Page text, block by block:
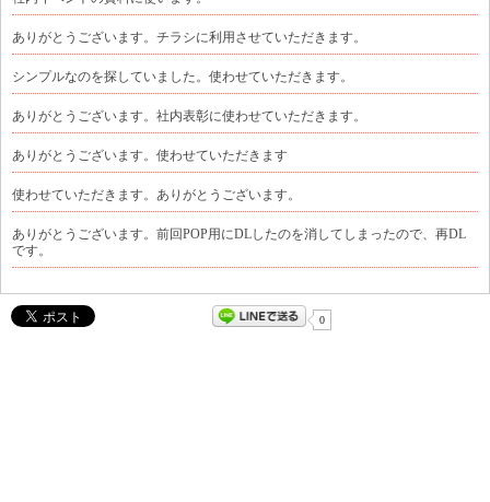
ありがとうございます。チラシに利用させていただきます。
シンプルなのを探していました。使わせていただきます。
ありがとうございます。社内表彰に使わせていただきます。
ありがとうございます。使わせていただきます
使わせていただきます。ありがとうございます。
ありがとうございます。前回POP用にDLしたのを消してしまったので、再DL
です。
0